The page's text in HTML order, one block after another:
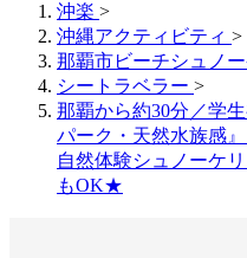
沖楽 >
沖縄アクティビティ >
那覇市ビーチシュノ
シートラベラー >
那覇から約30分／学
パーク・天然水族感
自然体験シュノーケ
もOK★